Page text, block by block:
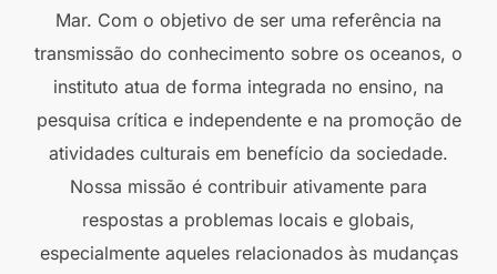
Mar. Com o objetivo de ser uma referência na
transmissão do conhecimento sobre os oceanos, o
instituto atua de forma integrada no ensino, na
pesquisa crítica e independente e na promoção de
atividades culturais em benefício da sociedade.
Nossa missão é contribuir ativamente para
respostas a problemas locais e globais,
especialmente aqueles relacionados às mudanças